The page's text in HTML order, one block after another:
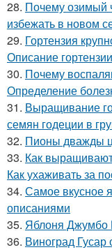
28. Почему озимый
избежать в новом
29. Гортензия
Описание
30. Почему
Определение
31. Выращивание
семян годеции в
32. Пионы дважды
33. Как
Как ухаживать за
34. Самое вкусное
описаниями
35. Яблоня
36. Виноград